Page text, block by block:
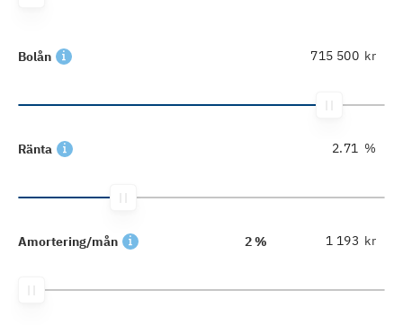
Bolån kr
Ränta %
Amortering/mån 2 % kr